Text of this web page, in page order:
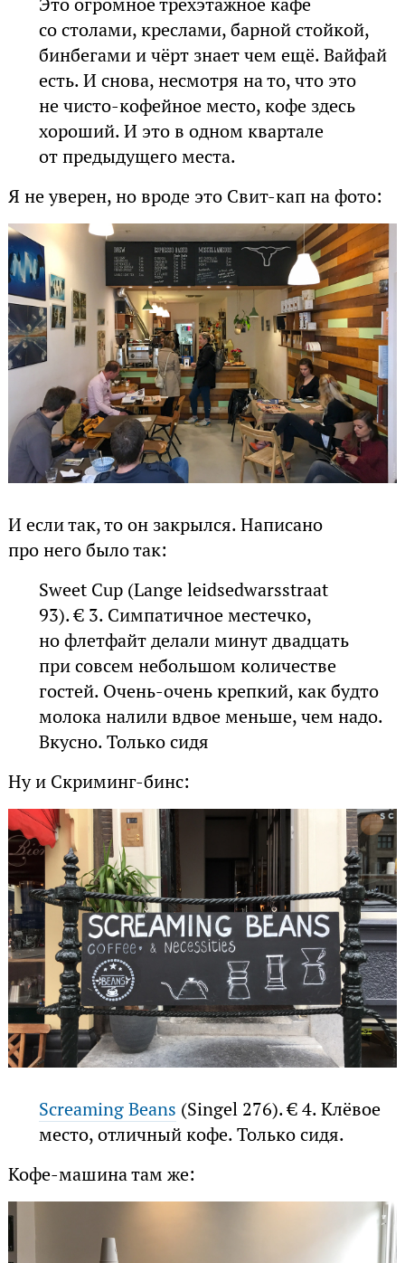
со столами, креслами, барной стойкой,
бинбегами и чёрт знает чем ещё. Вайфай
есть. И снова, несмотря на то, что это
не чисто-кофейное место, кофе здесь
хороший. И это в одном квартале
от предыдущего места.
Я не уверен, но вроде это Свит-кап на фото:
И если так, то он закрылся. Написано
про него было так:
Sweet Cup (Lange leidsedwarsstraat
93). € 3. Симпатичное местечко,
но флетфайт делали минут двадцать
при совсем небольшом количестве
гостей. Очень-очень крепкий, как будто
молока налили вдвое меньше, чем надо.
Вкусно. Только сидя
Ну и Скриминг-бинс:
Screaming Beans (Singel 276). € 4. Клёвое
место, отличный кофе. Только сидя.
Кофе-машина там же: